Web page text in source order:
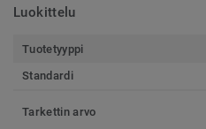
Luokittelu
Tuotetyyppi
Standardi
Tarkettin arvo